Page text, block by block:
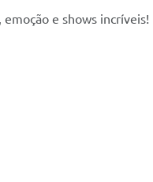
e shows incríveis!